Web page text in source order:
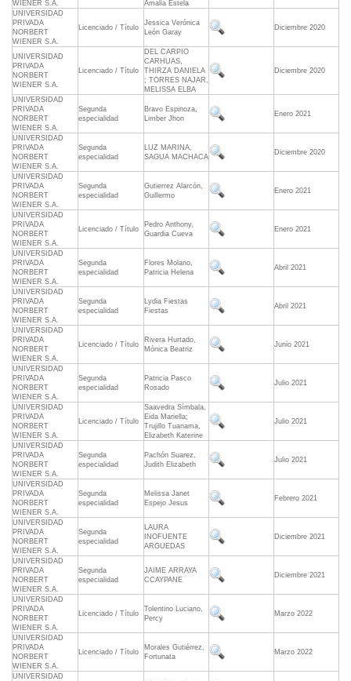
WIENER S.A.
Amalia Estela
UNIVERSIDAD
PRIVADA
NORBERT
WIENER S.A.
Licenciado / Título
Jessica Verónica
León Garay
Diciembre 2020
UNIVERSIDAD
PRIVADA
NORBERT
WIENER S.A.
Licenciado / Título
DEL CARPIO
CARHUAS,
THIRZA DANIELA
; TORRES NAJAR,
MELISSA ELBA
Diciembre 2020
UNIVERSIDAD
PRIVADA
NORBERT
WIENER S.A.
Segunda
especialidad
Bravo Espinoza,
Limber Jhon
Enero 2021
UNIVERSIDAD
PRIVADA
NORBERT
WIENER S.A.
Segunda
especialidad
LUZ MARINA,
SAGUA MACHACA
Diciembre 2020
UNIVERSIDAD
PRIVADA
NORBERT
WIENER S.A.
Segunda
especialidad
Gutierrez Alarcón,
Guillermo
Enero 2021
UNIVERSIDAD
PRIVADA
NORBERT
WIENER S.A.
Licenciado / Título
Pedro Anthony,
Guardia Cueva
Enero 2021
UNIVERSIDAD
PRIVADA
NORBERT
WIENER S.A.
Segunda
especialidad
Flores Molano,
Patricia Helena
Abril 2021
UNIVERSIDAD
PRIVADA
NORBERT
WIENER S.A.
Segunda
especialidad
Lydia Fiestas
Fiestas
Abril 2021
UNIVERSIDAD
PRIVADA
NORBERT
WIENER S.A.
Licenciado / Título
Rivera Hurtado,
Mónica Beatriz
Junio 2021
UNIVERSIDAD
PRIVADA
NORBERT
WIENER S.A.
Segunda
especialidad
Patricia Pasco
Rosado
Julio 2021
UNIVERSIDAD
PRIVADA
NORBERT
WIENER S.A.
Licenciado / Título
Saavedra Símbala,
Eida Mariella;
Trujillo Tuanama,
Elizabeth Katerine
Julio 2021
UNIVERSIDAD
PRIVADA
NORBERT
WIENER S.A.
Segunda
especialidad
Pachón Suarez,
Judith Elizabeth
Julio 2021
UNIVERSIDAD
PRIVADA
NORBERT
WIENER S.A.
Segunda
especialidad
Melissa Janet
Espejo Jesus
Febrero 2021
UNIVERSIDAD
PRIVADA
NORBERT
WIENER S.A.
Segunda
especialidad
LAURA
INOFUENTE
ARGUEDAS
Diciembre 2021
UNIVERSIDAD
PRIVADA
NORBERT
WIENER S.A.
Segunda
especialidad
JAIME ARRAYA
CCAYPANE
Diciembre 2021
UNIVERSIDAD
PRIVADA
NORBERT
WIENER S.A.
Licenciado / Título
Tolentino Luciano,
Percy
Marzo 2022
UNIVERSIDAD
PRIVADA
NORBERT
WIENER S.A.
Licenciado / Título
Morales Gutiérrez,
Fortunata
Marzo 2022
UNIVERSIDAD